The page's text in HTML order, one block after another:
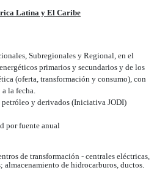
Latina y El Caribe
Subregionales y Regional, en el
primarios y secundarios y de los
(oferta, transformación y consumo), con
a la fecha.
petróleo y derivados (Iniciativa JODI)
por fuente anual
de transformación - centrales eléctricas,
almacenamiento de hidrocarburos, ductos.